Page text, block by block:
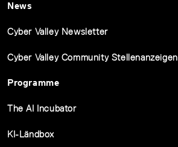
News
Cyber Valley Newsletter
Cyber Valley Community Stellenanzeigen
Programme
The AI Incubator
KI-Ländbox